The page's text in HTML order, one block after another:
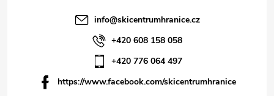
info@skicentrumhranice.cz
+420 608 158 058
+420 776 064 497
https://www.facebook.com/skicentrumhranice